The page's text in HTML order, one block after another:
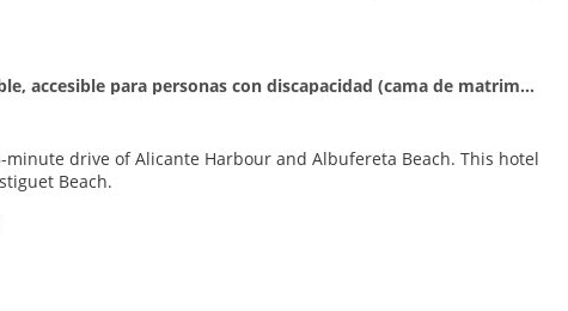
Habitación confort doble, accesible para personas con discapacidad (cama de matrimonio) - 1 cama de matrimonio
drive of Alicante Harbour and Albufereta Beach. This hotel
Beach.